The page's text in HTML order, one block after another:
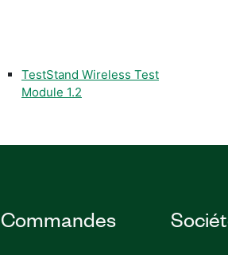
TestStand Wireless Test
Module 1.2
Commandes